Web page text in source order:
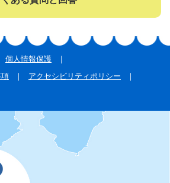
個人情報保護
アクセシビリティポリシー